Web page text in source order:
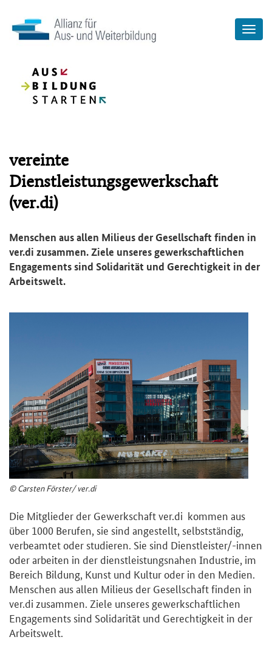
vereinte
Dienstleistungsgewerkschaft
(ver.di)
Menschen aus allen Milieus der Gesellschaft finden in
ver.di zusammen. Ziele unseres gewerkschaftlichen
Engagements sind Solidarität und Gerechtigkeit in der
Arbeitswelt.
© Carsten Förster/ ver.di
Die Mitglieder der Gewerkschaft ver.di kommen aus
über 1000 Berufen, sie sind angestellt, selbstständig,
verbeamtet oder studieren. Sie sind Dienstleister/-innen
oder arbeiten in der dienstleistungsnahen Industrie, im
Bereich Bildung, Kunst und Kultur oder in den Medien.
Menschen aus allen Milieus der Gesellschaft finden in
ver.di zusammen. Ziele unseres gewerkschaftlichen
Engagements sind Solidarität und Gerechtigkeit in der
Arbeitswelt.